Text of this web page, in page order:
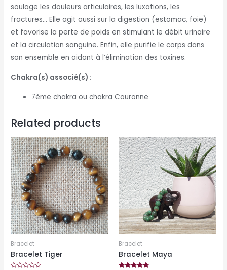
soulage les douleurs articulaires, les luxations, les
fractures… Elle agit aussi sur la digestion (estomac, foie)
et favorise la perte de poids en stimulant le débit urinaire
et la circulation sanguine. Enfin, elle purifie le corps dans
son ensemble en aidant à l’élimination des toxines.
Chakra(s) associé(s) :
7ème chakra ou chakra Couronne
Related products
Bracelet
Bracelet Tiger
Bracelet
Bracelet Maya